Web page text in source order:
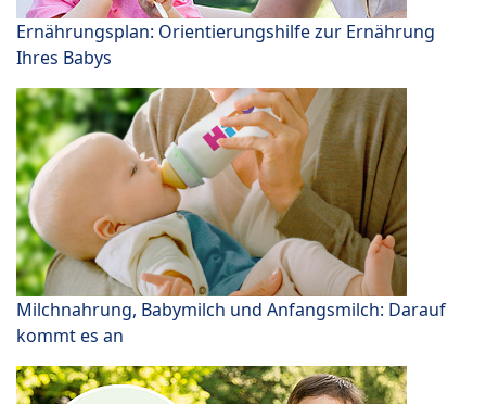
Ernährungsplan: Orientierungshilfe zur Ernährung
Ihres Babys
Milchnahrung, Babymilch und Anfangsmilch: Darauf
kommt es an